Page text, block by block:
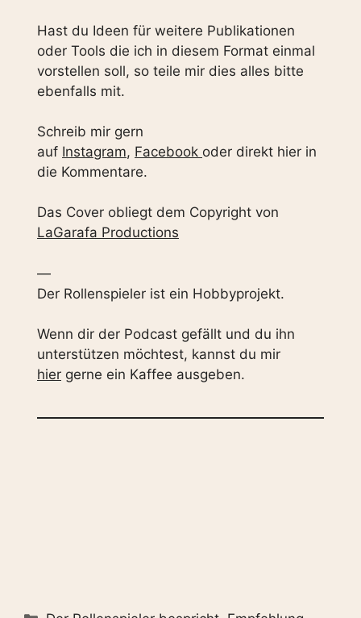
Hast du Ideen für weitere Publikationen
oder Tools die ich in diesem Format einmal
vorstellen soll, so teile mir dies alles bitte
ebenfalls mit.
Schreib mir gern
auf Instagram, Facebook oder direkt hier in
die Kommentare.
Das Cover obliegt dem Copyright von
LaGarafa Productions
—
Der Rollenspieler ist ein Hobbyprojekt.
Wenn dir der Podcast gefällt und du ihn
unterstützen möchtest, kannst du mir
⁠⁠hier⁠⁠⁠ gerne ein Kaffee ausgeben.